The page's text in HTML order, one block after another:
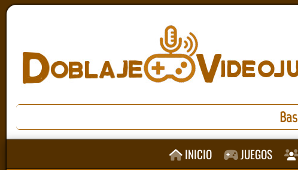
INICIO JUEGOS